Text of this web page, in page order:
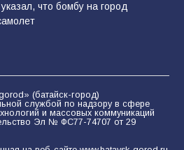
что бомбу на город
(батайск-город)
службой по надзору в сфере
и массовых коммуникаций
Эл № ФС77-74707 от 29